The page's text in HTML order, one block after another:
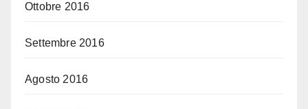
Ottobre 2016
Settembre 2016
Agosto 2016